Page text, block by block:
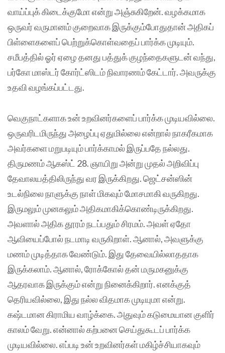
வாய்ப்புக் கிடைக்குமோ என்று அஞ்சுகிறேன். வழக்கமாக
ஒருவர் வருமானம் குறைவாக இருக்கும்போதுதான் அதிகப்
பிள்ளைகளைப் பெற்றுக்கொள்வதைப் பார்க்க முடியும்.
சமீபத்தில் ஓர் ஏழை தனது பத்துக் குழந்தைகளுடன் வந்து,
பர்கோ மாஸ்டர் கோர்ட்ஸிடம் நிவாரணம் கேட்டார். அவருக்கு
உதவி வழங்கப்பட்டது.
வெகுநாட்களாக உன் உறவினர்களைப் பார்க்க முடியவில்லை.
ஒருவரிடமிருந்து அழைப்பு ஏதுமில்லை என்றால் நாகரீகமாக
அவர்களை மறுபடியும் பார்க்காமல் இருப்பதே நல்லது.
திருமணம் ஆகஸ்ட் 28. ஞாயிறு அன்று முதல் அறிவிப்பு
தேவாலயத்திலிருந்து வர இருக்கிறது. ஜெட்சன்ஸின்
உடல்நிலை நாளுக்கு நாள் மிகவும் மோசமாகி வருகிறது.
இருமலும் முனகலும் அதிகமாகிக்கொண்டிருக்கிறது.
அவளால் அதிக தூரம் நடப்பதும் சிரமம். அவள் ஏதோ
ஆவியைப்போல் நடமாடி வருகிறாள். ஆனால், அவளுக்கு
மணம் முடித்தாக வேண்டும். இது தேவையில்லாததாக
இருக்கலாம். ஆனால், ரோக்கோல் தன் மருமகனுக்கு
ஆதரவாக இருக்கும் என்று நினைக்கிறார். எனக்குத்
தெரியவில்லை, இது நல்ல விதமாக முடியுமா என்று.
கஷ்டமான கிராமிய வாழ்க்கை. அதுவும் கடுமையான குளிர்
காலம் வேறு. என்னால் கற்பனை செய்துகூடப் பார்க்க
முடியவில்லை. எப்படி உன் உறவினர்கள் மகிழ்ச்சியாகவும்